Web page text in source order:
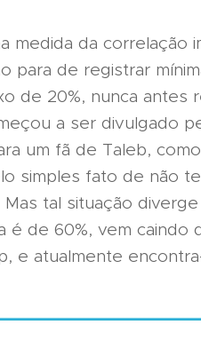
medida da correlação
para de registrar
de 20%, nunca antes
a ser divulgado
um fã de Taleb,
simples fato de não
tal situação
é de 60%, vem caindo
e atualmente